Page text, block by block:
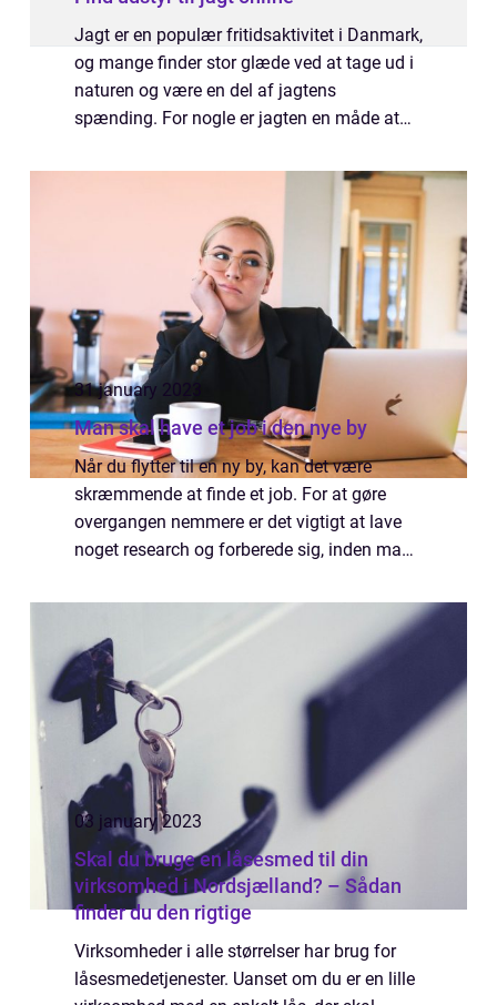
Jagt er en populær fritidsaktivitet i Danmark,
og mange finder stor glæde ved at tage ud i
naturen og være en del af jagtens
spænding. For nogle er jagten en måde at
af frihed, mens det for andre er en sports...
31 january 2023
Man skal have et job i den nye by
Når du flytter til en ny by, kan det være
skræmmende at finde et job. For at gøre
overgangen nemmere er det vigtigt at lave
noget research og forberede sig, inden man
du finder et nyt job i din nye by...
03 january 2023
Skal du bruge en låsesmed til din
virksomhed i Nordsjælland? – Sådan
finder du den rigtige
Virksomheder i alle størrelser har brug for
låsesmedetjenester. Uanset om du er en lille